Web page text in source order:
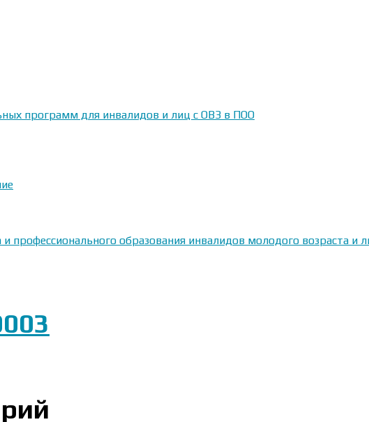
программ для инвалидов и лиц с ОВЗ в ПОО
профессионального образования инвалидов молодого возраста